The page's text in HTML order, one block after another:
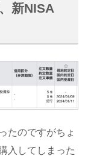
新NISA
たのですがちょ
入してしまった